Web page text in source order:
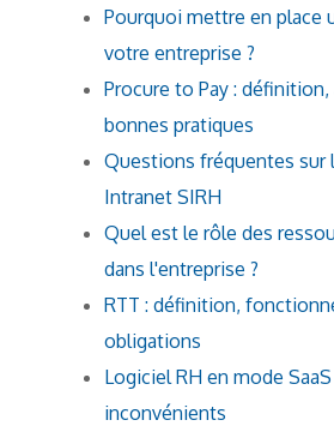
Pourquoi mettre en place
votre entreprise ?
Procure to Pay :
bonnes pratiques
Questions fréquentes sur
Intranet SIRH
Quel est le rôle des
dans l'entreprise ?
RTT : définition,
obligations
Logiciel RH en mode
inconvénients